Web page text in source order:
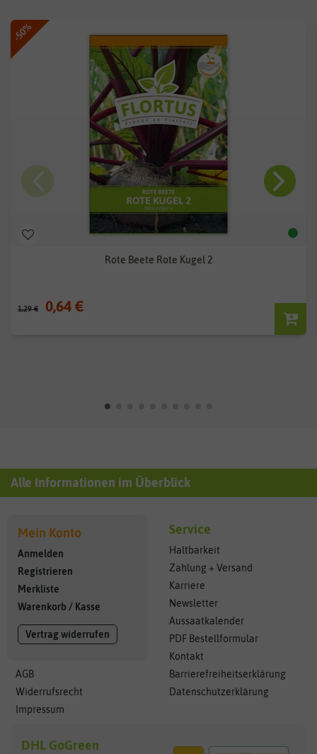
-50%
Rote Beete Rote Kugel 2
1,29 € 0,64 €
Alle Informationen im Überblick
Mein Konto
Anmelden
Registrieren
Merkliste
Warenkorb / Kasse
Vertrag widerrufen
AGB
Widerrufsrecht
Impressum
Service
Haltbarkeit
Zahlung + Versand
Karriere
Newsletter
Aussaatkalender
PDF Bestellformular
Kontakt
Barrierefreiheitserklärung
Datenschutzerklärung
DHL GoGreen